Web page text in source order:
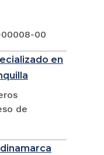
00008-00
en
de